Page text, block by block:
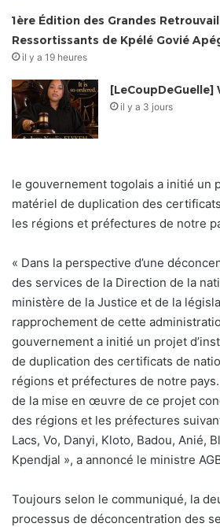
1ère Édition des Grandes
Ressortissants de Kpélé Govié
il y a 19 heures
il y a 3 jours
le gouvernement togolais a initié un
matériel de duplication des
les régions et préfectures de notre
« Dans la perspective d’une
des services de la Direction de la
ministère de la Justice et de la
rapprochement de cette
gouvernement a initié un projet
de duplication des certificats de
régions et préfectures de notre
de la mise en œuvre de ce projet
des régions et les préfectures
Lacs, Vo, Danyi, Kloto, Badou, Anié,
Kpendjal », a annoncé le ministre
Toujours selon le communiqué, la
processus de déconcentration des